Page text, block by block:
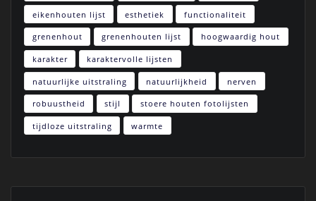
eikenhouten lijst esthetiek functionaliteit
grenenhout grenenhouten lijst hoogwaardig hout
karakter karaktervolle lijsten
natuurlijke uitstraling natuurlijkheid nerven
robuustheid stijl stoere houten fotolijsten
tijdloze uitstraling warmte